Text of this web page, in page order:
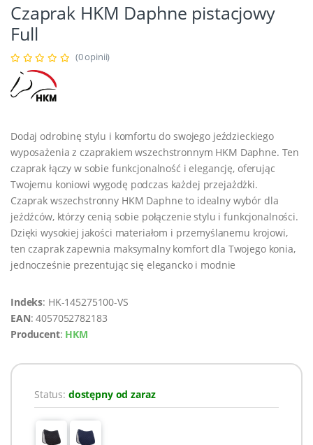
Czaprak HKM Daphne pistacjowy
Full
(0 opinii)
Dodaj odrobinę stylu i komfortu do swojego jeździeckiego
wyposażenia z czaprakiem wszechstronnym HKM Daphne. Ten
czaprak łączy w sobie funkcjonalność i elegancję, oferując
Twojemu koniowi wygodę podczas każdej przejażdżki.
Czaprak wszechstronny HKM Daphne to idealny wybór dla
jeźdźców, którzy cenią sobie połączenie stylu i funkcjonalności.
Dzięki wysokiej jakości materiałom i przemyślanemu krojowi,
ten czaprak zapewnia maksymalny komfort dla Twojego konia,
jednocześnie prezentując się elegancko i modnie
Indeks: HK-145275100-VS
EAN: 4057052782183
Producent: HKM
Status: dostępny od zaraz